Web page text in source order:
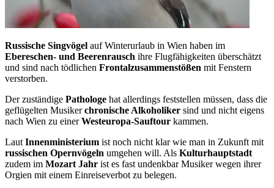
Russische Singvögel auf Winterurlaub in Wien haben im
Ebereschen- und Beerenrausch ihre Flugfähigkeiten überschätzt
und sind nach tödlichen Frontalzusammenstößen mit Fenstern
verstorben.
Der zuständige Pathologe hat allerdings feststellen müssen, dass die
geflügelten Musikerchronische Alkoholiker sind und nicht eigens
nach Wien zu einerWesteuropa-Sauftour kammen.
Laut Innenministerium ist noch nicht klar wie man in Zukunft mit
russischen Opernvögeln umgehen will. Als Kulturhauptstadt
zudem im Mozart Jahr ist es fast undenkbar Musiker wegen ihrer
Orgien mit einem Einreiseverbot zu belegen.